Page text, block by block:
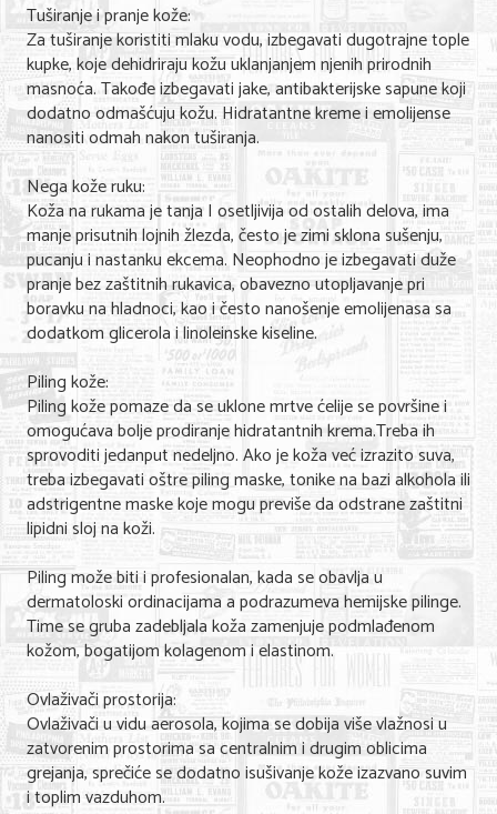
Tuširanje i pranje kože:
Za tuširanje koristiti mlaku vodu, izbegavati dugotrajne tople
kupke, koje dehidriraju kožu uklanjanjem njenih prirodnih
masnoća. Takođe izbegavati jake, antibakterijske sapune koji
dodatno odmašćuju kožu. Hidratantne kreme i emolijense
nanositi odmah nakon tuširanja.
Nega kože ruku:
Koža na rukama je tanja I osetljivija od ostalih delova, ima
manje prisutnih lojnih žlezda, često je zimi sklona sušenju,
pucanju i nastanku ekcema. Neophodno je izbegavati duže
pranje bez zaštitnih rukavica, obavezno utopljavanje pri
boravku na hladnoci, kao i često nanošenje emolijenasa sa
dodatkom glicerola i linoleinske kiseline.
Piling kože:
Piling kože pomaze da se uklone mrtve ćelije se površine i
omogućava bolje prodiranje hidratantnih krema.Treba ih
sprovoditi jedanput nedeljno. Ako je koža već izrazito suva,
treba izbegavati oštre piling maske, tonike na bazi alkohola ili
adstrigentne maske koje mogu previše da odstrane zaštitni
lipidni sloj na koži.
Piling može biti i profesionalan, kada se obavlja u
dermatoloski ordinacijama a podrazumeva hemijske pilinge.
Time se gruba zadebljala koža zamenjuje podmlađenom
kožom, bogatijom kolagenom i elastinom.
Ovlaživači prostorija:
Ovlaživači u vidu aerosola, kojima se dobija više vlažnosi u
zatvorenim prostorima sa centralnim i drugim oblicima
grejanja, sprečiće se dodatno isušivanje kože izazvano suvim
i toplim vazduhom.